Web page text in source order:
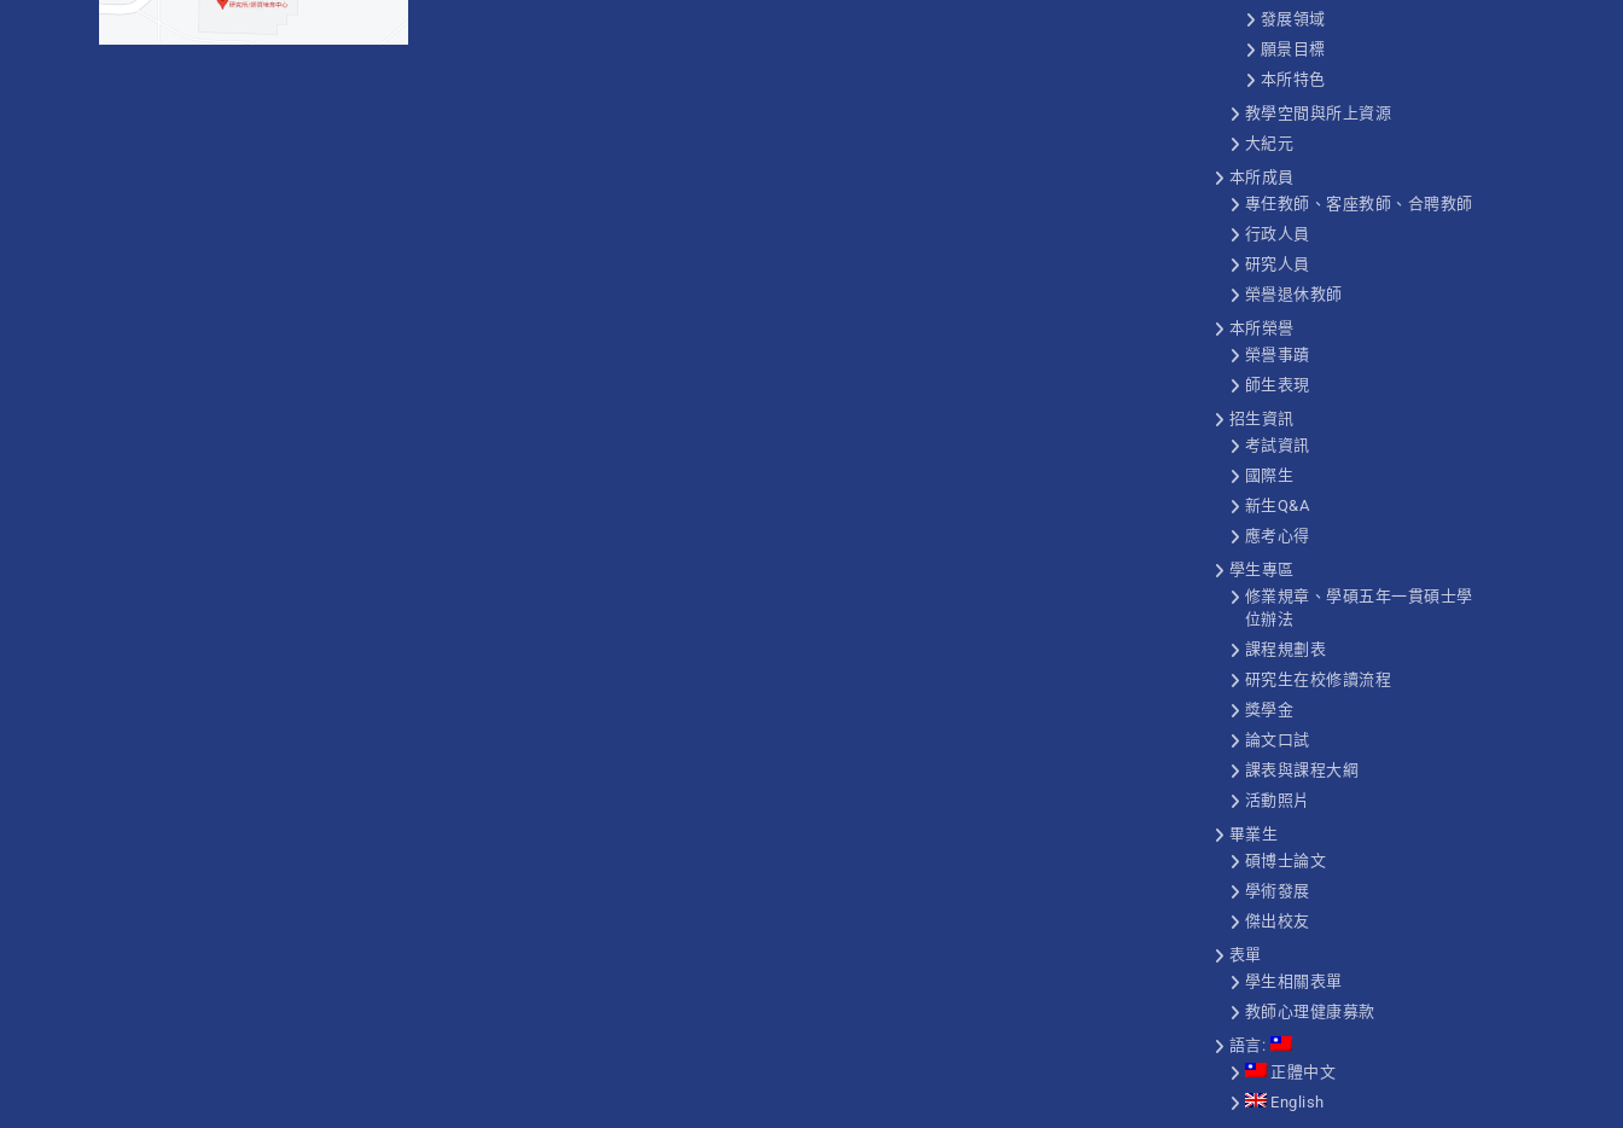
發展領域
願景目標
本所特色
教學空間與所上資源
大紀元
本所成員
專任教師、客座教師、合聘教師
行政人員
研究人員
榮譽退休教師
本所榮譽
榮譽事蹟
師生表現
招生資訊
考試資訊
國際生
新生Q&A
應考心得
學生專區
修業規章、學碩五年一貫碩士學
位辦法
課程規劃表
研究生在校修讀流程
獎學金
論文口試
課表與課程大綱
活動照片
畢業生
碩博士論文
學術發展
傑出校友
表單
學生相關表單
教師心理健康募款
語言:
正體中文
English